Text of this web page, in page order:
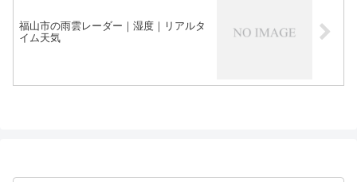
福山市の雨雲レーダー｜湿度｜リアルタ
イム天気